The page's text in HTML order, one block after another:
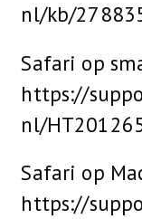
nl/kb/
Safari op
https://
nl/
Safari op
https://